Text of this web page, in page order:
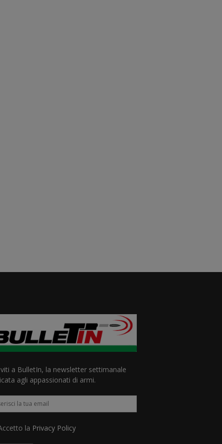
a BulletIn, la newsletter settimanale
agli appassionati di armi.
la Privacy Policy